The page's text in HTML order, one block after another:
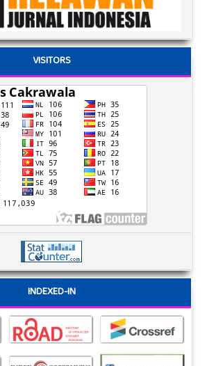
VISITORS
INDEXED-IN